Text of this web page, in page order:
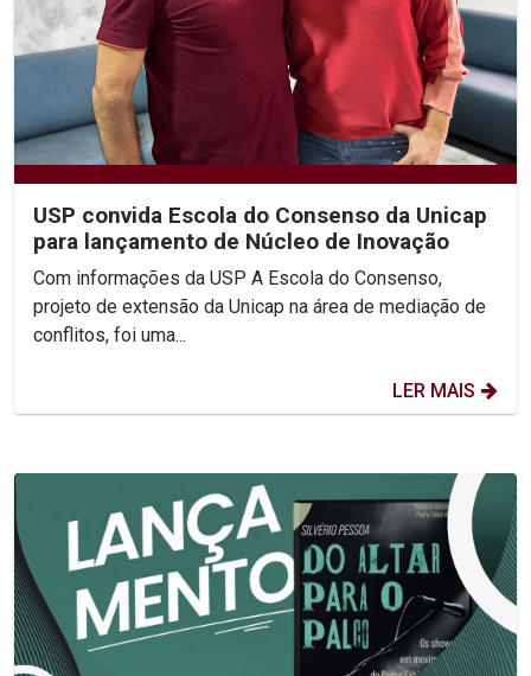
USP convida Escola do Consenso da Unicap
para lançamento de Núcleo de Inovação
Com informações da USP A Escola do Consenso,
projeto de extensão da Unicap na área de mediação de
conflitos, foi uma...
LER MAIS